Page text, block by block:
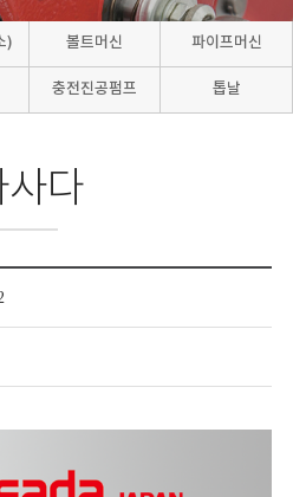
) 볼트머신 파이프머신
충전진공펌프 톱날
사다